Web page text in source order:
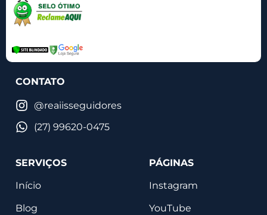
CONTATO
@reaiisseguidores
(27) 99620-0475
SERVIÇOS
Início
Blog
PÁGINAS
Instagram
YouTube